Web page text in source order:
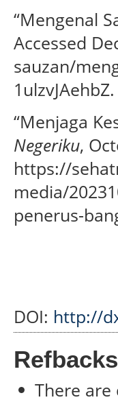
“Mengenal
Accessed
sauzan/
1ulzvJAehbZ.
“Menjaga
Negeriku,
https://
media/
penerus-
DOI: http://
Refbacks
There